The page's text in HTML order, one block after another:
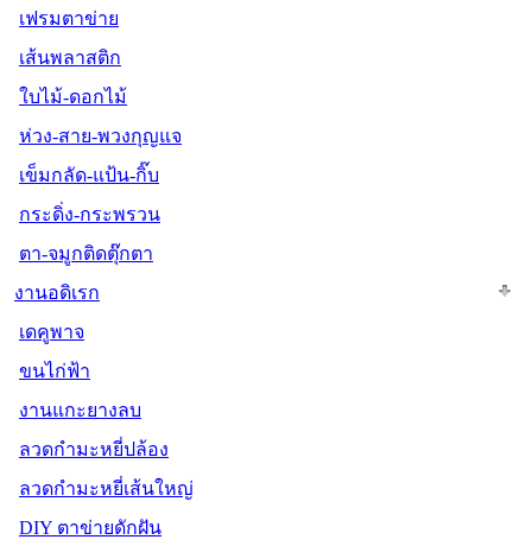
เฟรมตาข่าย
เส้นพลาสติก
ใบไม้-ดอกไม้
ห่วง-สาย-พวงกุญแจ
เข็มกลัด-แป้น-กิ๊บ
กระดิ่ง-กระพรวน
ตา-จมูกติดตุ๊กตา
งานอดิเรก
เดคูพาจ
ขนไก่ฟ้า
งานแกะยางลบ
ลวดกำมะหยี่ปล้อง
ลวดกำมะหยี่เส้นใหญ่
DIY ตาข่ายดักฝัน